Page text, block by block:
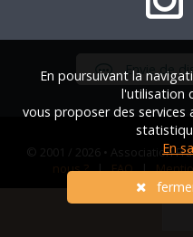
Envie de
© 2001 / 2026 • Association
nous ?|FAQ|
En poursuivant la
l'utilisation
vous proposer des
En